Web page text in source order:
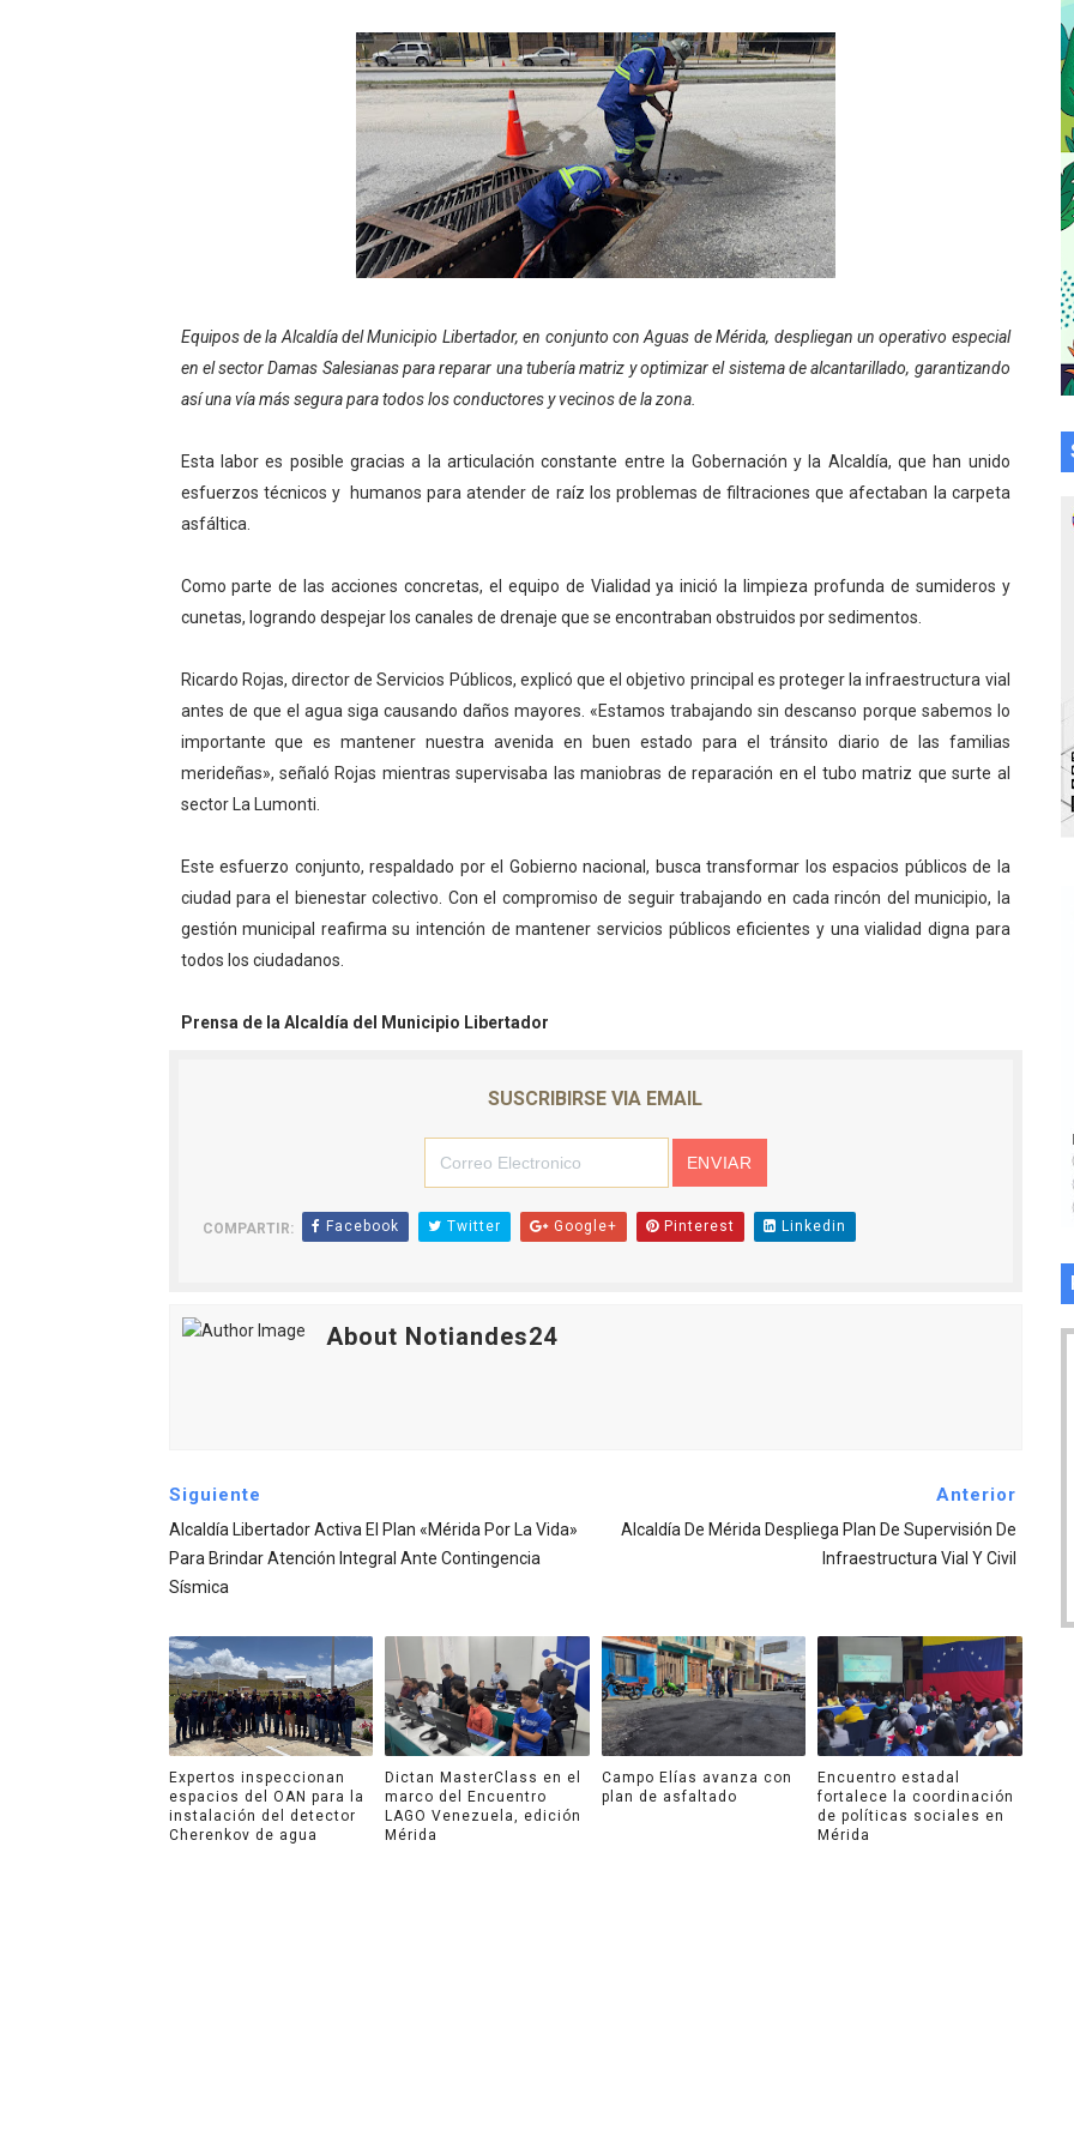
Hospital universitario muestra sus avances en visita del Consejo Legislativo
Instituto Nacional de Nutrición celebra Semana Internacional de la Lactancia Materna
Gobernación de Mérida fortalece el desarrollo productivo en Rangel
Corposalud inició talleres para aspirantes al curso de Emergencia Prehospitalaria
Fortalecen formación académica de médicos en proceso de ruralidad
Fortaleciendo la economía comunal en El Vigía con microcréditos a emprendedores
Campo Elías consolida plan de bacheo en el sector La Montañita
Fundecem inició con éxito el taller vacacional de origami
El Lactario del Iahula celebra la Semana Mundial de la Lactancia Materna
Plan Vacacional "Venezuela Ríe 2026" brinda recreación y cultura a niños del municipio
Iniciación al yoga reúne a diversos clubes deportivos de Zea en una enriquecedora
Mincomunas impulsa el autogobierno en Mérida con plan de actualización y atención
Expertos inspeccionan espacios del OAN para la instalación del detector Cherenkov
Dictan MasterClass en el marco del Encuentro LAGO Venezuela, edición Mérida
Campo Elías avanza con plan de asfaltado
Equipos de la Alcaldía del Municipio Libertador, en conjunto con Aguas de Mérida, despliegan un operativo especial
en el sector Damas Salesianas para reparar una tubería matriz y optimizar el sistema de alcantarillado, garantizando
así una vía más segura para todos los conductores y vecinos de la zona.
Esta labor es posible gracias a la articulación constante entre la Gobernación y la Alcaldía, que han unido
esfuerzos técnicos y humanos para atender de raíz los problemas de filtraciones que afectaban la carpeta
asfáltica.
Como parte de las acciones concretas, el equipo de Vialidad ya inició la limpieza profunda de sumideros y
cunetas, logrando despejar los canales de drenaje que se encontraban obstruidos por sedimentos.
Ricardo Rojas, director de Servicios Públicos, explicó que el objetivo principal es proteger la infraestructura vial
antes de que el agua siga causando daños mayores. «Estamos trabajando sin descanso porque sabemos lo
importante que es mantener nuestra avenida en buen estado para el tránsito diario de las familias
merideñas», señaló Rojas mientras supervisaba las maniobras de reparación en el tubo matriz que surte al
sector La Lumonti.
Este esfuerzo conjunto, respaldado por el Gobierno nacional, busca transformar los espacios públicos de la
ciudad para el bienestar colectivo. Con el compromiso de seguir trabajando en cada rincón del municipio, la
gestión municipal reafirma su intención de mantener servicios públicos eficientes y una vialidad digna para
todos los ciudadanos.
Prensa de la Alcaldía del Municipio Libertador
SUSCRIBIRSE VIA EMAIL
COMPARTIR: Facebook Twitter Google+ Pinterest Linkedin
About Notiandes24
Siguiente
Alcaldía Libertador Activa El Plan «Mérida Por La Vida»
Para Brindar Atención Integral Ante Contingencia
Sísmica
Anterior
Alcaldía De Mérida Despliega Plan De Supervisión De
Infraestructura Vial Y Civil
Expertos inspeccionan
espacios del OAN para la
instalación del detector
Cherenkov de agua
Dictan MasterClass en el
marco del Encuentro
LAGO Venezuela, edición
Mérida
Campo Elías avanza con
plan de asfaltado
Encuentro estadal
fortalece la coordinación
de políticas sociales en
Mérida